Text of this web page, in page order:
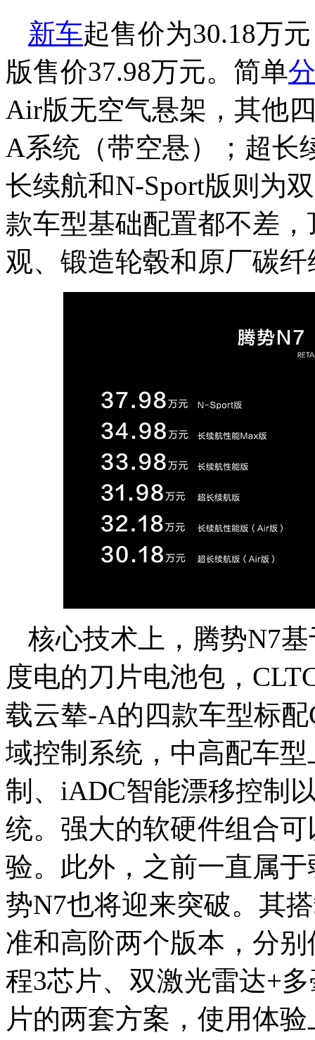
新车起售价为30.18万
版售价37.98万元。简单
Air版无空气悬架，其他
A系统（带空悬）；超长
长续航和N-Sport版则为
款车型基础配置都不差
观、锻造轮毂和原厂碳
核心技术上，腾势N7
度电的刀片电池包，
载云辇-A的四款车型标
域控制系统，中高配车
制、iADC智能漂移控制
统。强大的软硬件组合
验。此外，之前一直属
势N7也将迎来突破。其
准和高阶两个版本，分
程3芯片、双激光雷达+
片的两套方案，使用体